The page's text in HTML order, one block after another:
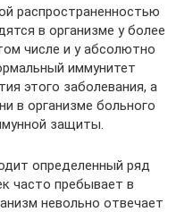
распространенностью
в организме у более
числе и у абсолютно
иммунитет
этого заболевания, а
в организме больного
защиты.
определенный ряд
часто пребывает в
невольно отвечает